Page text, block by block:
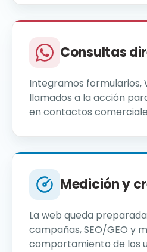
Consultas
Integramos formularios,
llamados a la acción
en contactos
Medición y
La web queda
campañas, SEO/GEO y
comportamiento de los